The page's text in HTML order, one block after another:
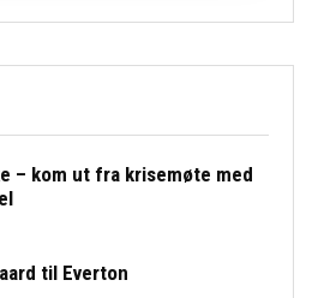
– kom ut fra krisemøte med
til Everton